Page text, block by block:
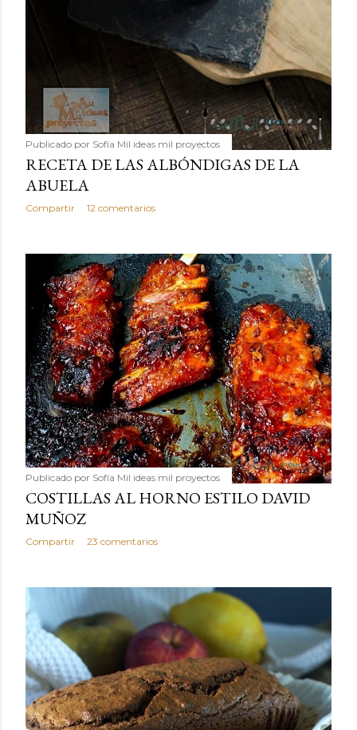
Publicado por Sofía Mil ideas mil proyectos
RECETA DE LAS ALBÓNDIGAS DE LA
ABUELA
Compartir 12 comentarios
Publicado por Sofía Mil ideas mil proyectos
COSTILLAS AL HORNO ESTILO DAVID
MUÑOZ
Compartir 23 comentarios